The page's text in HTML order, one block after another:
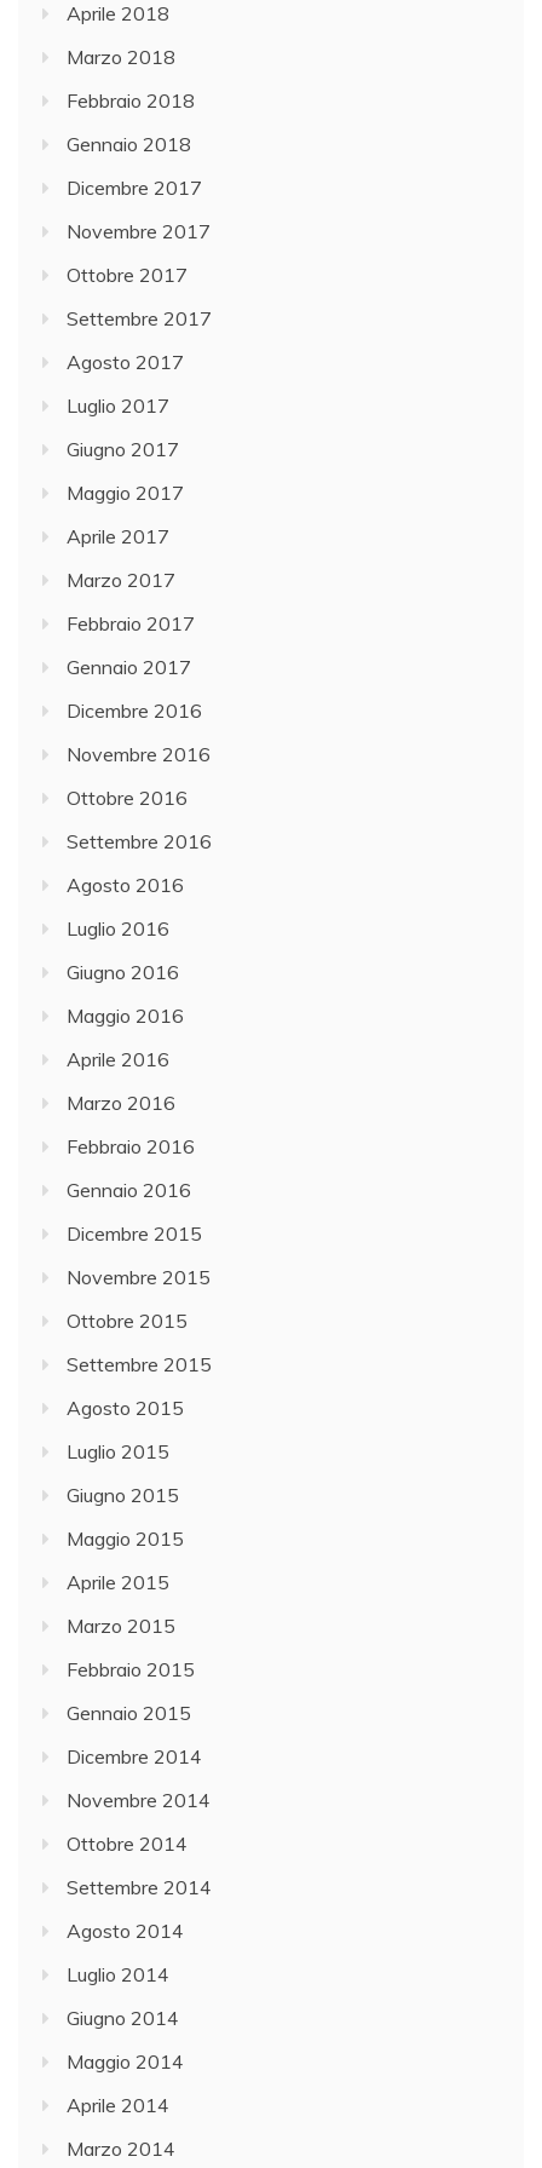
Aprile 2018
Marzo 2018
Febbraio 2018
Gennaio 2018
Dicembre 2017
Novembre 2017
Ottobre 2017
Settembre 2017
Agosto 2017
Luglio 2017
Giugno 2017
Maggio 2017
Aprile 2017
Marzo 2017
Febbraio 2017
Gennaio 2017
Dicembre 2016
Novembre 2016
Ottobre 2016
Settembre 2016
Agosto 2016
Luglio 2016
Giugno 2016
Maggio 2016
Aprile 2016
Marzo 2016
Febbraio 2016
Gennaio 2016
Dicembre 2015
Novembre 2015
Ottobre 2015
Settembre 2015
Agosto 2015
Luglio 2015
Giugno 2015
Maggio 2015
Aprile 2015
Marzo 2015
Febbraio 2015
Gennaio 2015
Dicembre 2014
Novembre 2014
Ottobre 2014
Settembre 2014
Agosto 2014
Luglio 2014
Giugno 2014
Maggio 2014
Aprile 2014
Marzo 2014